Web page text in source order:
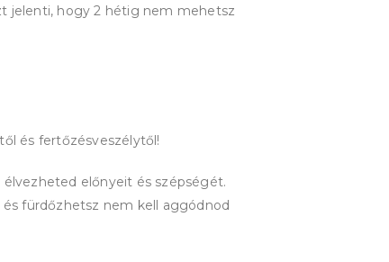
jelenti, hogy 2 hétig nem mehetsz
és fertőzésveszélytől!
előnyeit és szépségét.
fürdőzhetsz nem kell aggódnod